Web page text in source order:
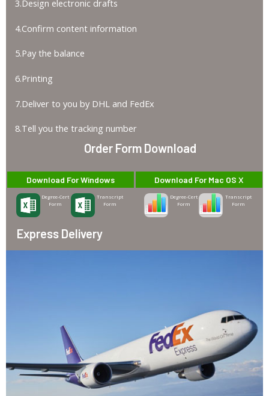
3.Design electronic drafts
4.Confirm content information
5.Pay the balance
6.Printing
7.Deliver to you by DHL and FedEx
8.Tell you the tracking number
Order Form Download
Download For Windows
Degree-Cert
Form
Transcript
Form
Download For Mac OS X
Degree-Cert
Form
Transcript
Form
Express Delivery